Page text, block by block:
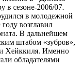
в сезоне-2006/07.
в молодежной
возглавил
В дальнейшем
штабом «зубров»,
Хейккиля. Именно
обладателями